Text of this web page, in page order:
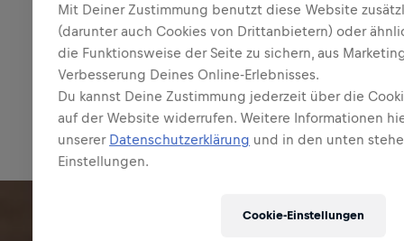
von Dietrich Mateschitz gegründet. Am 1. April 1987
wurde der Red Bull Energy Drink in Österreich auf den
Markt gebracht. Eine neue Produktkategorie war
geboren: Energy Drinks.
Vollständige Antwort ansehen
Mehr Fragen & Antworten ansehen
Mit Deiner Zustimmung benutzt diese Website
(darunter auch Cookies von Drittanbietern) oder
die Funktionsweise der Seite zu sichern, aus
Verbesserung Deines Online-Erlebnisses.
Du kannst Deine Zustimmung jederzeit über die
auf der Website widerrufen. Weitere Informationen
unserer Datenschutzerklärung und in den unten
Einstellungen.
Cookie-Einstellungen